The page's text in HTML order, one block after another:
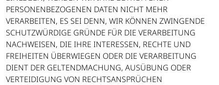
PERSONENBEZOGENEN DATEN NICHT MEHR
VERARBEITEN, ES SEI DENN, WIR KÖNNEN ZWINGENDE
SCHUTZWÜRDIGE GRÜNDE FÜR DIE VERARBEITUNG
NACHWEISEN, DIE IHRE INTERESSEN, RECHTE UND
FREIHEITEN ÜBERWIEGEN ODER DIE VERARBEITUNG
DIENT DER GELTENDMACHUNG, AUSÜBUNG ODER
VERTEIDIGUNG VON RECHTSANSPRÜCHEN